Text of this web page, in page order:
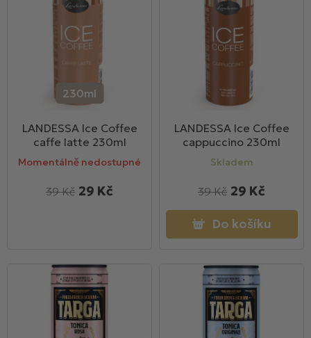
230ml
LANDESSA Ice Coffee
caffe latte 230ml
Momentálně nedostupné
29 Kč
39 Kč
LANDESSA Ice Coffee
cappuccino 230ml
Skladem
29 Kč
39 Kč
Do košíku